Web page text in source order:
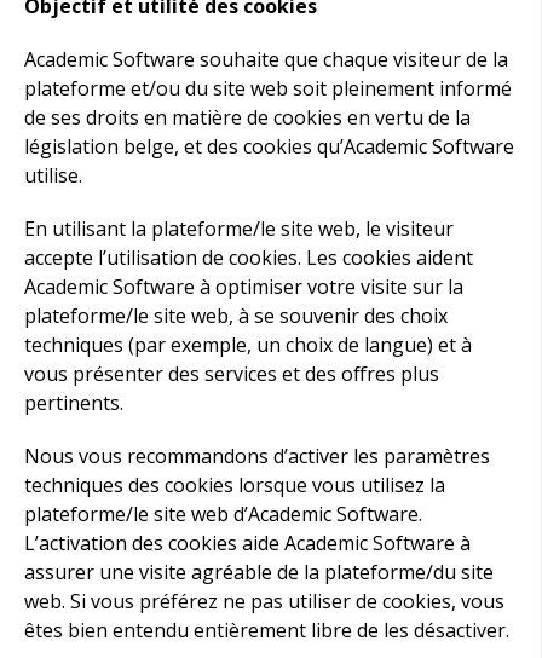
Objectif et utilité des cookies
Academic Software souhaite que chaque visiteur de la
plateforme et/ou du site web soit pleinement informé
de ses droits en matière de cookies en vertu de la
législation belge, et des cookies qu’Academic Software
utilise.
En utilisant la plateforme/le site web, le visiteur
accepte l’utilisation de cookies. Les cookies aident
Academic Software à optimiser votre visite sur la
plateforme/le site web, à se souvenir des choix
techniques (par exemple, un choix de langue) et à
vous présenter des services et des offres plus
pertinents.
Nous vous recommandons d’activer les paramètres
techniques des cookies lorsque vous utilisez la
plateforme/le site web d’Academic Software.
L’activation des cookies aide Academic Software à
assurer une visite agréable de la plateforme/du site
web. Si vous préférez ne pas utiliser de cookies, vous
êtes bien entendu entièrement libre de les désactiver.